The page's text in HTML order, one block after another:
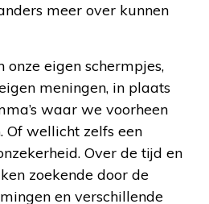
meer over kunnen
onze eigen schermpjes,
meningen, in plaats
waar we voorheen
Of wellicht zelfs een
Over de tijd en
zoekende door de
en verschillende